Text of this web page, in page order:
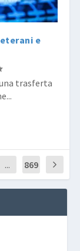
e
trasferta
... 869